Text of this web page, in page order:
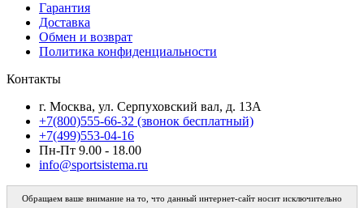
Гарантия
Доставка
Обмен и возврат
Политика конфиденциальности
Контакты
г. Москва, ул. Серпуховский вал, д. 13А
+7(800)555-66-32 (звонок бесплатный)
+7(499)553-04-16
Пн-Пт 9.00 - 18.00
info@sportsistema.ru
Обращаем ваше внимание на то, что данный интернет-сайт носит исключительно